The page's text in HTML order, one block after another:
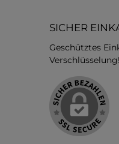
SICHER
Geschütztes
Verschlüsselung!